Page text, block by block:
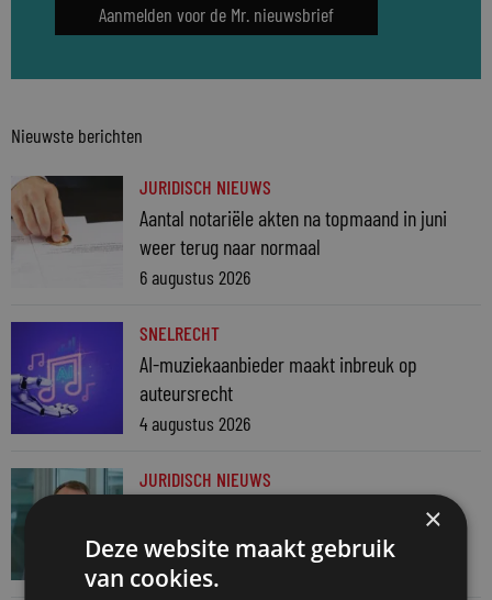
Aanmelden voor de Mr. nieuwsbrief
Nieuwste berichten
JURIDISCH NIEUWS
Aantal notariële akten na topmaand in juni
weer terug naar normaal
6 augustus 2026
SNELRECHT
AI-muziekaanbieder maakt inbreuk op
auteursrecht
4 augustus 2026
JURIDISCH NIEUWS
Hugo Nieuwenhuizen over puzzels, puzzelen
en taalvondsten
3 augustus 2026
×
Deze website maakt gebruik
van cookies.